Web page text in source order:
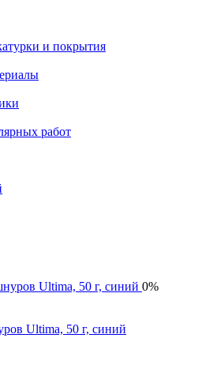
и покрытия
работ
0%
Ultima, 50 г, синий